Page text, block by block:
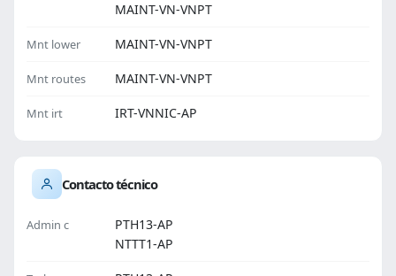
MAINT-VN-VNPT
Mnt lower MAINT-VN-VNPT
Mnt routes MAINT-VN-VNPT
Mnt irt IRT-VNNIC-AP
Contacto técnico
Admin c
PTH13-AP
NTTT1-AP